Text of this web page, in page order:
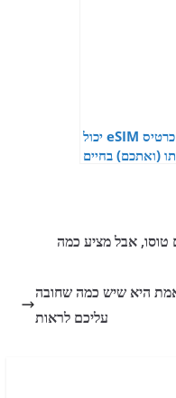
הטלפון שלכם שוב מת בחו"ל? כרטיס eSIM יכול
(ואתכם) בחיים
טוסו, אבל מציע כמה
היא שיש כמה שחובה
עליכם לראות